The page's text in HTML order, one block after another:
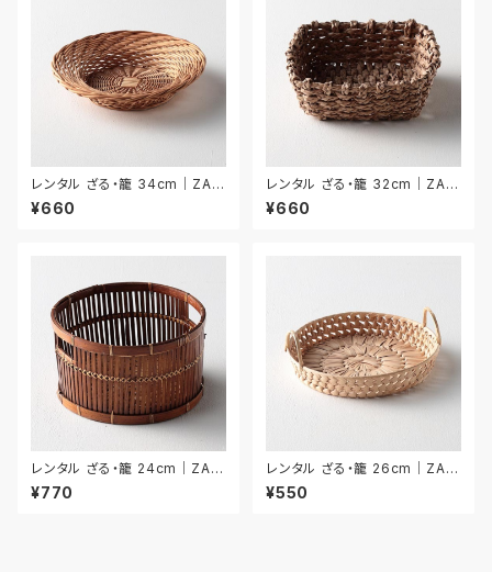
レンタル ざる・籠 34cm｜ZAR
025
¥660
レンタル ざる・籠 32cm｜ZAR
026
¥660
レンタル ざる・籠 24cm｜ZAR
027
¥770
レンタル ざる・籠 26cm｜ZAR
028
¥550